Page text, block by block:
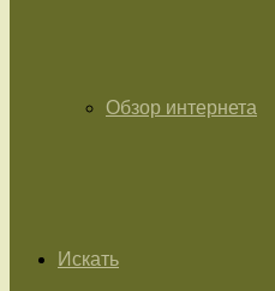
Обзор интернета
Искать